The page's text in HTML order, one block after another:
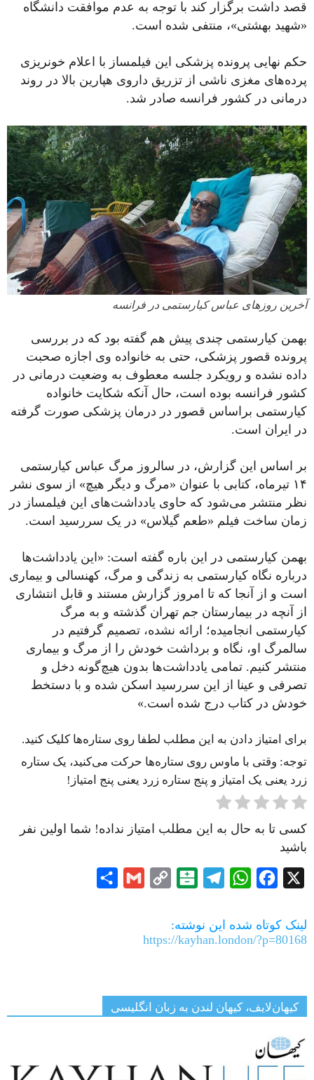
قصد داشت برگزار کند با توجه به عدم موافقت دانشگاه
«شهید بهشتی»، منتفی شده است.
حکم نهایی پرونده پزشکی این فیلمساز با اعلام خونریزی
پرده‌های مغزی ناشی از تزریق داروی هپارین بالا در روند
درمانی در کشور فرانسه صادر شد.
آخرین روزهای عباس کیارستمی در فرانسه
بهمن کیارستمی چندی پیش هم گفته بود که در بررسی
پرونده قصور پزشکی، حتی به خانواده وی اجازه صحبت
داده نشده و رویکرد جلسه معطوف به وضعیت درمانی در
کشور فرانسه بوده است، حال آنکه شکایت خانواده
کیارستمی براساس قصور در درمان پزشکی صورت گرفته
در ایران است.
بر اساس این گزارش، در سالروز مرگ عباس کیارستمی
۱۴ تیرماه، کتابی با عنوان «مرگ و دیگر هیچ» از سوی نشر
نظر منتشر می‌شود که حاوی یادداشت‌های این فیلمساز در
زمان ساخت فیلم «طعم گیلاس» در یک سررسید است.
بهمن کیارستمی در این باره گفته است: «این یادداشت‌ها
درباره نگاه کیارستمی به زندگی و مرگ، کهنسالی و بیماری
است و از آنجا که تا امروز گزارش مستند و قابل انتشاری
از آنچه در بیمارستان جم تهران گذشته و به مرگ
کیارستمی انجامیده؛ ارائه نشده، تصمیم گرفتیم در
سالمرگ او، نگاه و برداشت خودش را از مرگ و بیماری
منتشر کنیم. تمامی یادداشت‌ها بدون هیچ‌گونه دخل و
تصرفی و عینا از این سررسید اسکن شده و با دستخط
خودش در کتاب درج شده است.»
برای امتیاز دادن به این مطلب لطفا روی ستاره‌ها کلیک کنید.
توجه: وقتی با ماوس روی ستاره‌ها حرکت می‌کنید، یک ستاره
زرد یعنی یک امتیاز و پنج ستاره زرد یعنی پنج امتیاز!
کسی تا به حال به این مطلب امتیاز نداده! شما اولین نفر
باشید
X
Facebook
WhatsApp
Telegram
Balatarin
Copy
Gmail
لینک کوتاه شده این نوشته:
https://kayhan.london/?p=80168
کیهان‌لایف، کیهان لندن به زبان انگلیسی